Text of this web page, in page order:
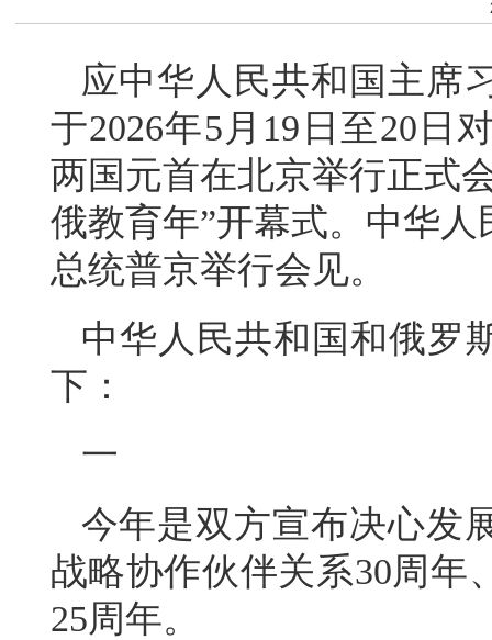
应中华人民共和国主席
于2026年5月19日至20日
两国元首在北京举行正式
俄教育年”开幕式。中华
总统普京举行会见。
中华人民共和国和俄罗
下：
一
今年是双方宣布决心发
战略协作伙伴关系30周年
25周年。